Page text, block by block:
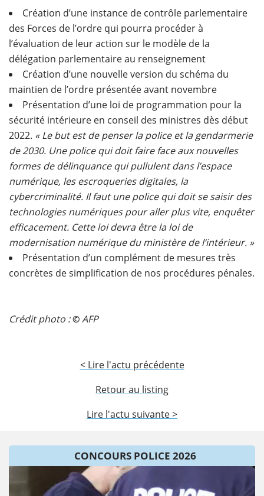
Création d’une instance de contrôle parlementaire
des Forces de l’ordre qui pourra procéder à
l’évaluation de leur action sur le modèle de la
délégation parlementaire au renseignement
Création d’une nouvelle version du schéma du
maintien de l’ordre présentée avant novembre
Présentation d’une loi de programmation pour la
sécurité intérieure en conseil des ministres dès début
2022. « Le but est de penser la police et la gendarmerie
de 2030. Une police qui doit faire face aux nouvelles
formes de délinquance qui pullulent dans l’espace
numérique, les escroqueries digitales, la
cybercriminalité. Il faut une police qui doit se saisir des
technologies numériques pour aller plus vite, enquêter
efficacement. Cette loi devra être la loi de
modernisation numérique du ministère de l’intérieur. »
Présentation d’un complément de mesures très
concrètes de simplification de nos procédures pénales.
Crédit photo :© AFP
< Lire l'actu précédente
Retour au listing
Lire l'actu suivante >
CONCOURS POLICE 2026